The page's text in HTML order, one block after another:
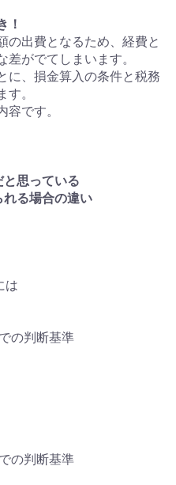
！
の出費となるため、経費と
差がでてしまいます。
に、損金算入の条件と税務
。
です。
思っている
る場合の違い
は
の判断基準
の判断基準